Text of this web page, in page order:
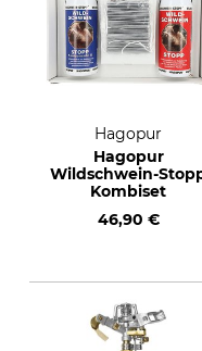
Hagopur
Hagopur
Wildschwein-
Kombiset
46,90 €